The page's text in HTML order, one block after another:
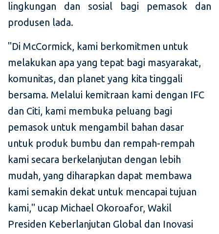
lingkungan dan sosial bagi pemasok dan
produsen lada.
"Di McCormick, kami berkomitmen untuk
melakukan apa yang tepat bagi masyarakat,
komunitas, dan planet yang kita tinggali
bersama. Melalui kemitraan kami dengan IFC
dan Citi, kami membuka peluang bagi
pemasok untuk mengambil bahan dasar
untuk produk bumbu dan rempah-rempah
kami secara berkelanjutan dengan lebih
mudah, yang diharapkan dapat membawa
kami semakin dekat untuk mencapai tujuan
kami," ucap Michael Okoroafor, Wakil
Presiden Keberlanjutan Global dan Inovasi